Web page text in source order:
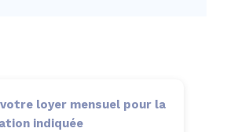
loyer mensuel pour la
indiquée